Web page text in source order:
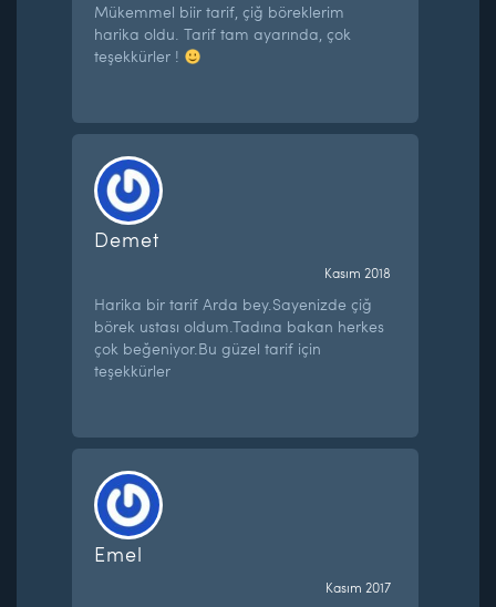
Mükemmel biir tarif, çiğ böreklerim
harika oldu. Tarif tam ayarında, çok
teşekkürler !
Demet
Kasım 2018
Harika bir tarif Arda bey.Sayenizde çiğ
börek ustası oldum.Tadına bakan herkes
çok beğeniyor.Bu güzel tarif için
teşekkürler
Emel
Kasım 2017